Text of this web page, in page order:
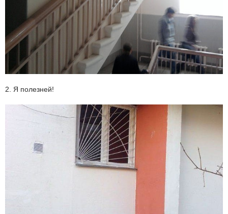
2. Я полезней!